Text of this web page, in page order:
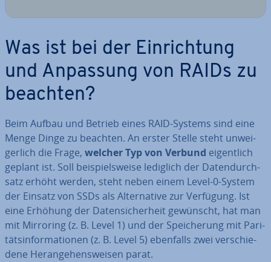
Was ist bei der Ein­rich­tung
und Anpassung von RAIDs zu
beachten?
Beim Aufbau und Betrieb eines RAID-Systems sind eine
Menge Dinge zu beachten. An erster Stelle steht un­wei­
ger­lich die Frage, welcher Typ von Verbund ei­gent­lich
geplant ist. Soll bei­spiels­wei­se lediglich der Da­ten­durch­
satz erhöht werden, steht neben einem Level-0-System
der Einsatz von SSDs als Al­ter­na­ti­ve zur Verfügung. Ist
eine Erhöhung der Da­ten­si­cher­heit gewünscht, hat man
mit Mirroring (z. B. Level 1) und der Spei­che­rung mit Pa­ri­
täts­in­for­ma­tio­nen (z. B. Level 5) ebenfalls zwei ver­schie­
de­ne Her­an­ge­hens­wei­sen parat.